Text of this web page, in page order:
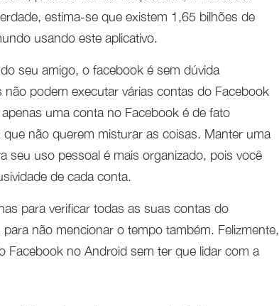
estima-se que existem 1,65 bilhões de
usando este aplicativo.
seu amigo, o facebook é sem dúvida
podem executar várias contas do Facebook
uma conta no Facebook é de fato
que não querem misturar as coisas. Manter uma
seu uso pessoal é mais organizado, pois você
de cada conta.
para verificar todas as suas contas do
não mencionar o tempo também. Felizmente,
Facebook no Android sem ter que lidar com a